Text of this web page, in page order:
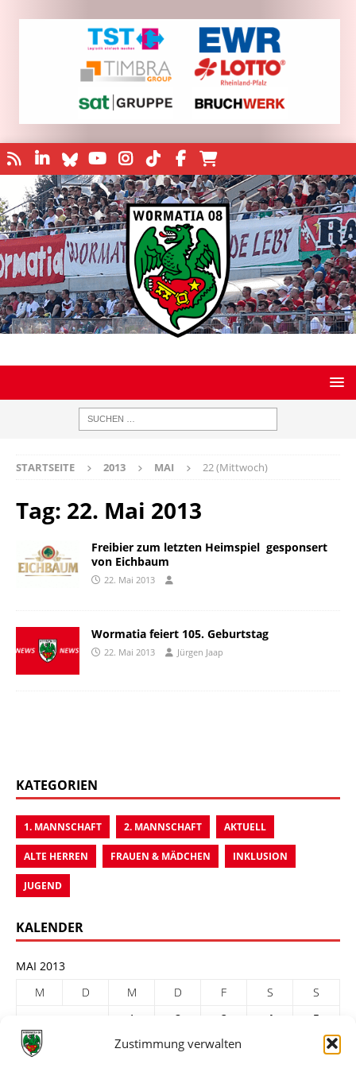
Zustimmung verwalten
STARTSEITE 2013 MAI 22 (Mittwoch)
Tag: 22. Mai 2013
Freibier zum letzten Heimspiel  gesponsert
von Eichbaum
22. Mai 2013
Wormatia feiert 105. Geburtstag
22. Mai 2013 Jürgen Jaap
KATEGORIEN
1. MANNSCHAFT 2. MANNSCHAFT AKTUELL
ALTE HERREN FRAUEN & MÄDCHEN INKLUSION
JUGEND
KALENDER
MAI 2013
M
D M D F S
S
1
2 3 4
5
6
8 9 10